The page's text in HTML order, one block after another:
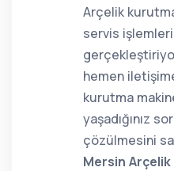
Arçelik
servis
hemen
kurutma
yaşadığınız
çözülmesini
Mersin Arçelik